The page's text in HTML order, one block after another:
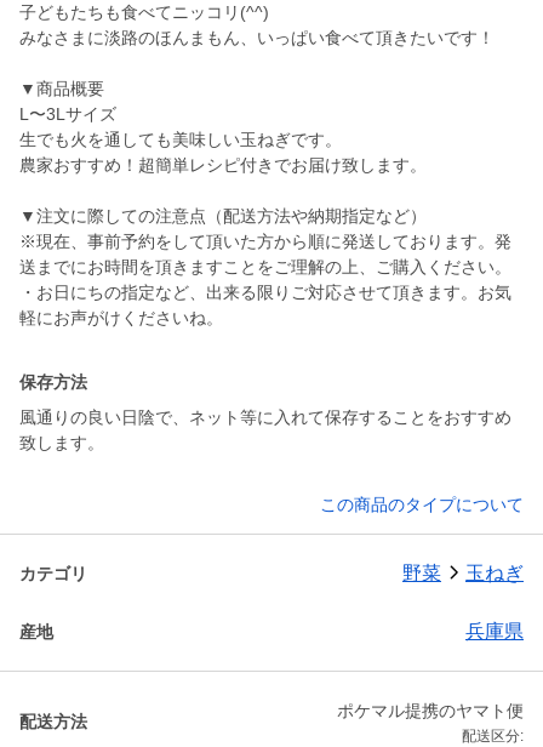
子どもたちも食べてニッコリ(^^)
みなさまに淡路のほんまもん、いっぱい食べて頂きたいです！
▼商品概要
L〜3Lサイズ
生でも火を通しても美味しい玉ねぎです。
農家おすすめ！超簡単レシピ付きでお届け致します。
▼注文に際しての注意点（配送方法や納期指定など）
※現在、事前予約をして頂いた方から順に発送しております。発
送までにお時間を頂きますことをご理解の上、ご購入ください。
・お日にちの指定など、出来る限りご対応させて頂きます。お気
軽にお声がけくださいね。
保存方法
風通りの良い日陰で、ネット等に入れて保存することをおすすめ
致します。
この商品のタイプについて
カテゴリ 野菜 玉ねぎ
産地 兵庫県
配送方法
ポケマル提携のヤマト便
配送区分: